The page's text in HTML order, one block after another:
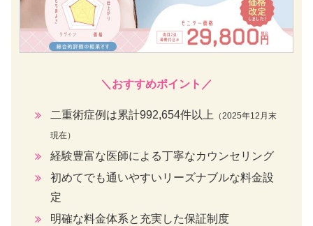
＼おすすめポイント／
二重術症例は累計992,654件以上
（2025年12月末
現在）
経験豊富な医師による丁寧なカウンセリング
初めてでも通いやすいリーズナブルな料金設
定
明確な料金体系と充実した保証制度